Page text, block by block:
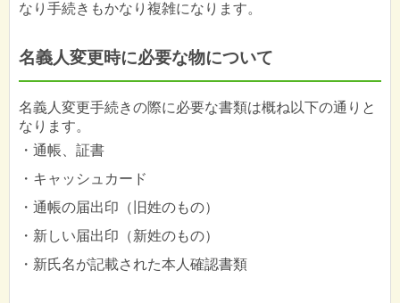
なり手続きもかなり複雑になります。
名義人変更時に必要な物について
名義人変更手続きの際に必要な書類は概ね以下の通りと
なります。
・通帳、証書
・キャッシュカード
・通帳の届出印（旧姓のもの）
・新しい届出印（新姓のもの）
・新氏名が記載された本人確認書類